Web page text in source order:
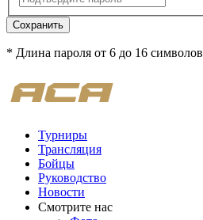
Сохранить
* Длина пароля от 6 до 16 символов
Турниры
Трансляция
Бойцы
Руководство
Новости
Смотрите нас